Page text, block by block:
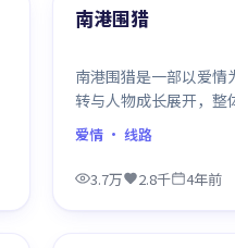
最新
南港围猎
南港围猎是一部以爱情
转与人物成长展开，整
爱情· 线路
3.7万 2.8千 4年前